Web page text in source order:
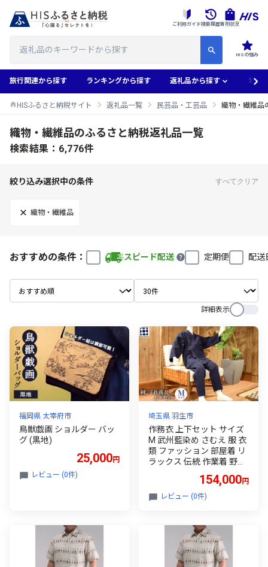
HISの強み
ご利用ガイド検索履歴寄附状況
旅行関連から探す ランキングから探す 返礼品から探す 地域
HISふるさと納税サイト 返礼品一覧 民芸品・工芸品 織物・繊維品
織物・繊維品のふるさと納税返礼品一覧
検索結果：6,776件
絞り込み選択中の条件 すべてクリア
織物・繊維品
おすすめの条件： スピード配送 定期便 配送
詳細表示
福岡県 太宰府市
鳥獣戯画 ショルダー バッ
グ (黒地)
25,000円
レビュー (0件)
埼玉県 羽生市
作務衣 上下セット サイズ
M 武州藍染め さむえ 服 衣
類 ファッション 部屋着 リ
ラックス 伝統 作業着 野川
154,000円
レビュー (0件)